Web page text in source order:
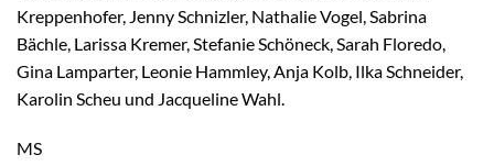
Kreppenhofer, Jenny Schnizler, Nathalie Vogel, Sabrina
Bächle, Larissa Kremer, Stefanie Schöneck, Sarah Floredo,
Gina Lamparter, Leonie Hammley, Anja Kolb, Ilka Schneider,
Karolin Scheu und Jacqueline Wahl.
MS